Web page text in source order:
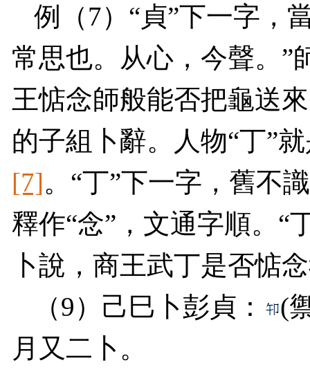
例（7）“貞”下一字，
常思也。从心，今聲。”
王惦念師般能否把龜送
的子組卜辭。人物“丁”
[7]。“丁”下一字，舊不
釋作“念”，文通字順。“
卜說，商王武丁是否惦
（9）己巳卜彭貞： (
月又二卜。